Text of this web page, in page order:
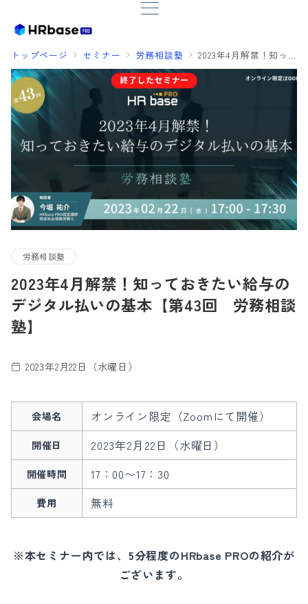
トップページ セミナー 労務相談塾 2023年4月解禁！知っておきたい給与のデジタル払いの基本【第43回 労務相談塾】
労務相談塾
2023年4月解禁！知っておきたい給与の
デジタル払いの基本【第43回 労務相談
塾】
2023年2月22日（水曜日）
会場名 オンライン限定（Zoomにて開催）
開催日 2023年2月22日（水曜日）
開催時間 17：00〜17：30
費用 無料
※本セミナー内では、5分程度のHRbase PROの紹介が
ございます。